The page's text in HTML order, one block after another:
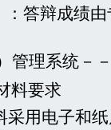
：答辩成绩
管理系统－
料要求
采用电子和